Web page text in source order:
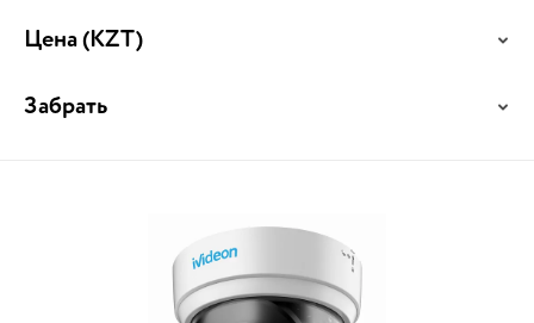
Цена(KZT)
Забрать